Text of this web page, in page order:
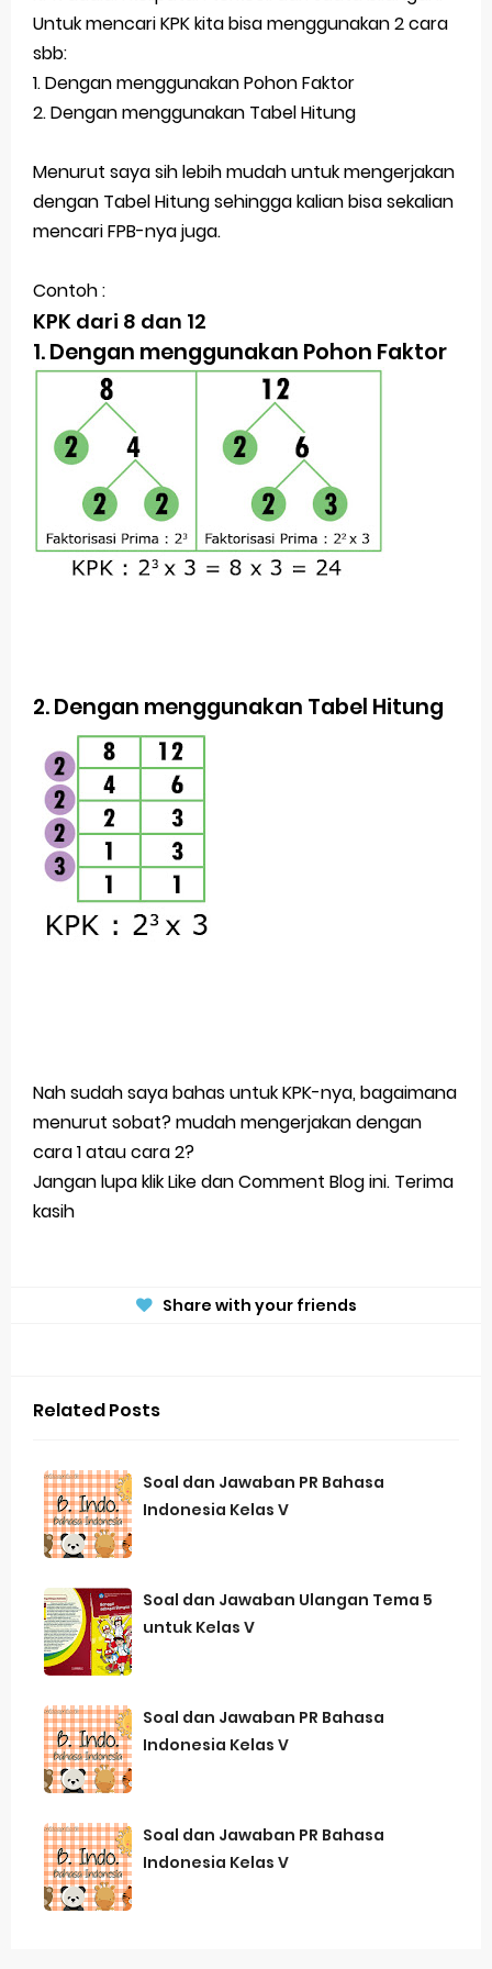
Jawaban ESPS (Matematika) Kelas 4 Halaman 169
Belajar Dari Rumah Kelas 4 (Selasa, 25 Mei 2021)
Ulangan Harian PKn Kelas 7 Semester 2
Kunci Jawaban IPS Halaman 4 Kelas 8 Semester 1
Kunci Jawaban Bahasa Inggris Halaman 8-9 Kelas
Kunci Jawaban IPA Halaman 16 Kelas 9 Semester 1
Kunci Jawaban IPA Halaman 8 Kelas 9 Semester 1
Lagu Lenggang Kangkung Kelas 2
Latihan PLBJ Kelas 2 Tentang Keragaman Minuman
Khas Betawi
Soal Latihan Matematika Kelas 9
Merdeka Halaman 18
Untuk mencari KPK kita bisa menggunakan 2 cara
sbb:
1. Dengan menggunakan Pohon Faktor
2. Dengan menggunakan Tabel Hitung
Menurut saya sih lebih mudah untuk mengerjakan
dengan Tabel Hitung sehingga kalian bisa sekalian
mencari FPB-nya juga.
Contoh :
KPK dari 8 dan 12
1. Dengan menggunakan Pohon Faktor
2. Dengan menggunakan Tabel Hitung
Nah sudah saya bahas untuk KPK-nya, bagaimana
menurut sobat? mudah mengerjakan dengan
cara 1 atau cara 2?
Jangan lupa klik Like dan Comment Blog ini. Terima
kasih
Share with your friends
Related Posts
Soal dan Jawaban PR Bahasa
Indonesia Kelas V
Soal dan Jawaban Ulangan Tema 5
untuk Kelas V
Soal dan Jawaban PR Bahasa
Indonesia Kelas V
Soal dan Jawaban PR Bahasa
Indonesia Kelas V